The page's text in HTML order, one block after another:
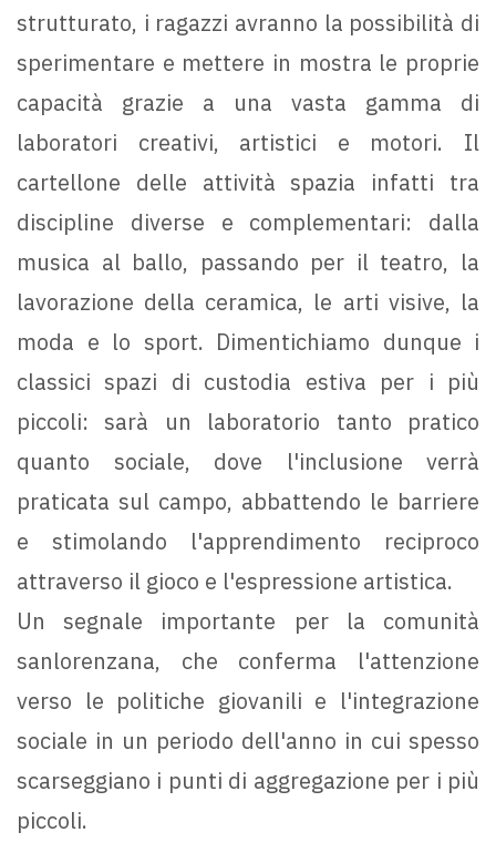
strutturato, i ragazzi avranno la possibilità di
sperimentare e mettere in mostra le proprie
capacità grazie a una vasta gamma di
laboratori creativi, artistici e motori. Il
cartellone delle attività spazia infatti tra
discipline diverse e complementari: dalla
musica al ballo, passando per il teatro, la
lavorazione della ceramica, le arti visive, la
moda e lo sport. Dimentichiamo dunque i
classici spazi di custodia estiva per i più
piccoli: sarà un laboratorio tanto pratico
quanto sociale, dove l'inclusione verrà
praticata sul campo, abbattendo le barriere
e stimolando l'apprendimento reciproco
attraverso il gioco e l'espressione artistica.
Un segnale importante per la comunità
sanlorenzana, che conferma l'attenzione
verso le politiche giovanili e l'integrazione
sociale in un periodo dell'anno in cui spesso
scarseggiano i punti di aggregazione per i più
piccoli.